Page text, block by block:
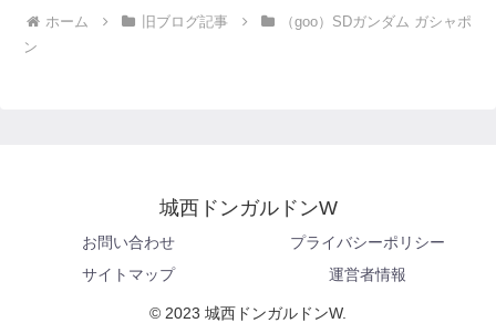
ホーム 旧ブログ記事
（goo）SDガンダム ガシャポ
ン
城西ドンガルドンW
お問い合わせ
プライバシーポリシー
サイトマップ
運営者情報
© 2023 城西ドンガルドンW.